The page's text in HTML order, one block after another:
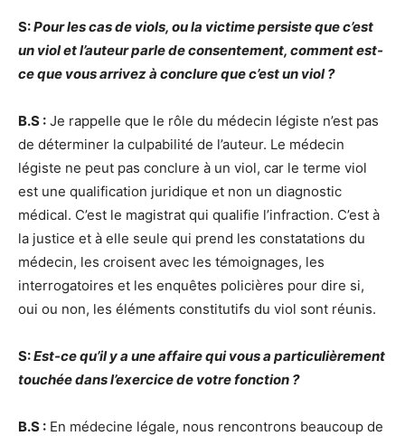
S:Pour les cas de viols, ou la victime persiste que c’est
un viol et l’auteur parle de consentement, comment est-
ce que vous arrivez à conclure que c’est un viol ?
B.S : Je rappelle que le rôle du médecin légiste n’est pas
de déterminer la culpabilité de l’auteur. Le médecin
légiste ne peut pas conclure à un viol, car le terme viol
est une qualification juridique et non un diagnostic
médical. C’est le magistrat qui qualifie l’infraction. C’est à
la justice et à elle seule qui prend les constatations du
médecin, les croisent avec les témoignages, les
interrogatoires et les enquêtes policières pour dire si,
oui ou non, les éléments constitutifs du viol sont réunis.
S:Est-ce qu’il y a une affaire qui vous a particulièrement
touchée dans l’exercice de votre fonction ?
B.S : En médecine légale, nous rencontrons beaucoup de